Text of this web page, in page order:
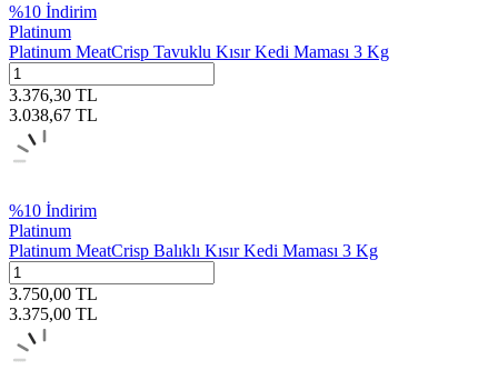
%10 İndirim
Platinum
Platinum MeatCrisp Tavuklu Kısır Kedi Maması 3 Kg
3.376,30 TL
3.038,67 TL
%10 İndirim
Platinum
Platinum MeatCrisp Balıklı Kısır Kedi Maması 3 Kg
3.750,00 TL
3.375,00 TL